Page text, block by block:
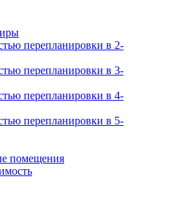
перепланировки в 2-
перепланировки в 3-
перепланировки в 4-
перепланировки в 5-
помещения